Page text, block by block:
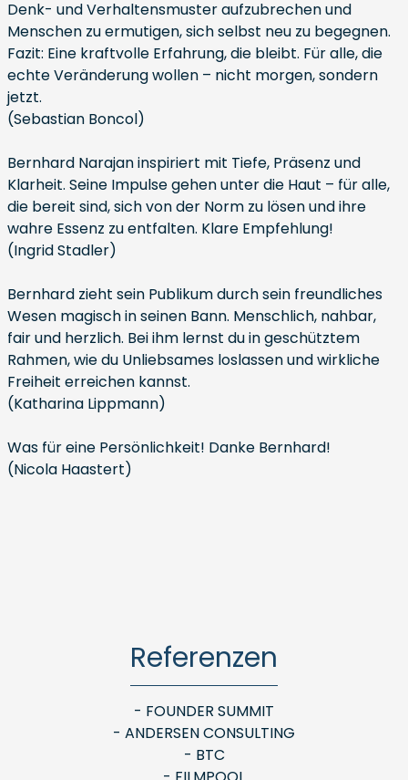
Denk- und Verhaltensmuster aufzubrechen und
Menschen zu ermutigen, sich selbst neu zu begegnen.
Fazit: Eine kraftvolle Erfahrung, die bleibt. Für alle, die
echte Veränderung wollen – nicht morgen, sondern
jetzt.
(Sebastian Boncol)
Bernhard Narajan inspiriert mit Tiefe, Präsenz und
Klarheit. Seine Impulse gehen unter die Haut – für alle,
die bereit sind, sich von der Norm zu lösen und ihre
wahre Essenz zu entfalten. Klare Empfehlung!
(Ingrid Stadler)
Bernhard zieht sein Publikum durch sein freundliches
Wesen magisch in seinen Bann. Menschlich, nahbar,
fair und herzlich. Bei ihm lernst du in geschütztem
Rahmen, wie du Unliebsames loslassen und wirkliche
Freiheit erreichen kannst.
(Katharina Lippmann)
Was für eine Persönlichkeit! Danke Bernhard!
(Nicola Haastert)
Referenzen
- FOUNDER SUMMIT
- ANDERSEN CONSULTING
- BTC